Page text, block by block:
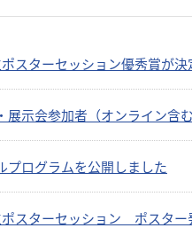
スターセッション優秀賞が決
展示会参加者（オンライン
プログラムを公開しました
スターセッション ポスター